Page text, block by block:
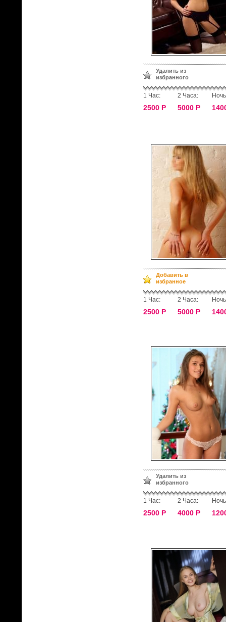
Удалить из
избранного
1 Час:
2500 Р
2 Часа:
5000 Р
Добавить в
избранное
1 Час:
2500 Р
2 Часа:
5000 Р
Удалить из
избранного
1 Час:
2500 Р
2 Часа:
4000 Р